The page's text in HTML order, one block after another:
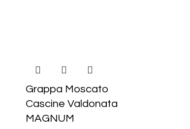
Grappa Moscato
Cascine Valdonata
MAGNUM